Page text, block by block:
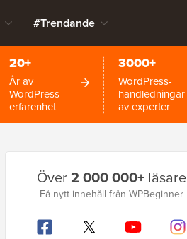
#Trendande
20+
År av
WordPress-
erfarenhet
3000+
WordPress-
handledningar
av experter
Primär
sidofält
Över2 000 000+läsare
Få nytt innehåll från WPBeginner